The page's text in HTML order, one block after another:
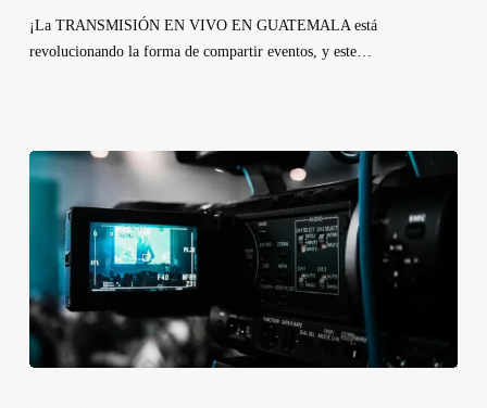
¡La TRANSMISIÓN EN VIVO EN GUATEMALA está
revolucionando la forma de compartir eventos, y este…